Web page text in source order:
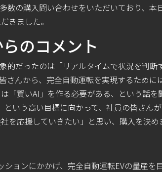
数の購入問い合わせをいただいており、本
きました。
のコメント
的だったのは「リアルタイムで状況を判
さんから、完全自動運転を実現するために
「賢いAI」を作る必要がある、という話を
いう高い目標に向かって、社員の皆さん
を応援していきたい」と思い、購入を決め
ョンにかかげ、完全⾃動運転EVの量産を